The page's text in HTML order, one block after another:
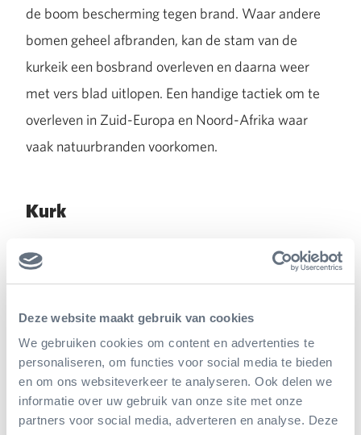
Deze website maakt gebruik van cookies
We gebruiken cookies om content en advertenties te
personaliseren, om functies voor social media te bieden
en om ons websiteverkeer te analyseren. Ook delen we
informatie over uw gebruik van onze site met onze
partners voor social media, adverteren en analyse. Deze
de boom bescherming tegen brand. Waar andere
bomen geheel afbranden, kan de stam van de
kurkeik een bosbrand overleven en daarna weer
met vers blad uitlopen. Een handige tactiek om te
overleven in Zuid-Europa en Noord-Afrika waar
vaak natuurbranden voorkomen.
Kurk
Het winnen van kurk is een precieze
aangelegenheid en nog altijd handwerk. De boom
kurkoogst kan pas plaatsvinden bij bomen van
ongeveer 25 jaar oud. Daarna duurt het telkens
weer zo’n tien jaar totdat de kurklaag weer dik
genoeg is om te oogsten. Gelukkig worden de